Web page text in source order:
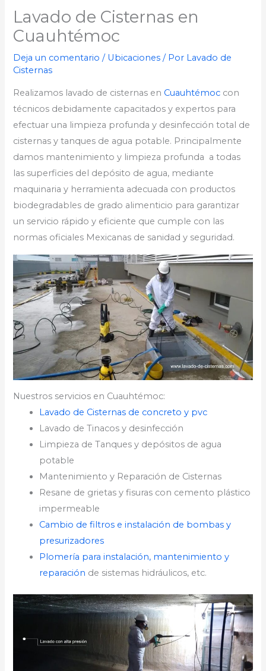
Lavado de Cisternas en
Cuauhtémoc
Deja un comentario / Ubicaciones / Por Lavado de
Cisternas
Realizamos lavado de cisternas en Cuauhtémoc con
técnicos debidamente capacitados y expertos para
efectuar una limpieza profunda y desinfección total de
cisternas y tanques de agua potable. Principalmente
damos mantenimiento y limpieza profunda a todas
las superficies del depósito de agua, mediante
maquinaria y herramienta adecuada con productos
biodegradables de grado alimenticio para garantizar
un servicio rápido y eficiente que cumple con las
normas oficiales Mexicanas de sanidad y seguridad.
Nuestros servicios en Cuauhtémoc:
Lavado de Cisternas de concreto y pvc
Lavado de Tinacos y desinfección
Limpieza de Tanques y depósitos de agua
potable
Mantenimiento y Reparación de Cisternas
Resane de grietas y fisuras con cemento plástico
impermeable
Cambio de filtros e instalación de bombas y
presurizadores
Plomería para instalación, mantenimiento y
reparación de sistemas hidráulicos, etc.